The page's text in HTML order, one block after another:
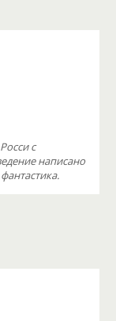
с
написано